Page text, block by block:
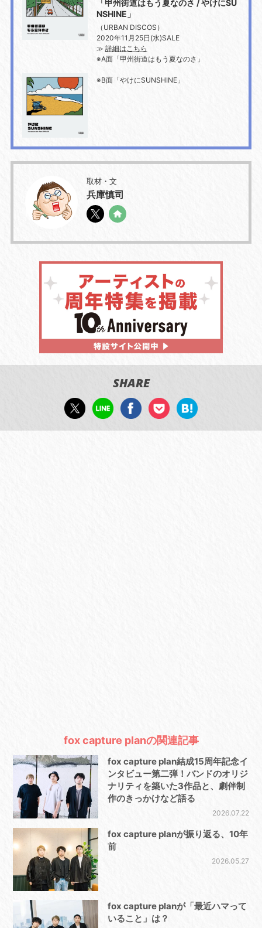
「甲州街道はもう夏なのさ / やけにSU
NSHINE」
（URBAN DISCOS）
2020年11月25日(水)SALE
≫ 詳細はこちら
※A面「甲州街道はもう夏なのさ」
※B面「やけにSUNSHINE」
取材・文
兵庫慎司
SHARE
fox capture planの関連記事
fox capture plan結成15周年記念イ
ンタビュー第二弾！バンドのオリジ
ナリティを築いた3作品と、劇伴制
作のきっかけなど語る
2026.07.22
fox capture planが振り返る、10年
前
2026.05.27
fox capture planが「最近ハマって
いること」は？